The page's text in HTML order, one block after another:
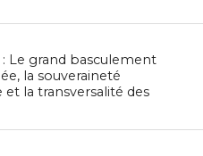
: Le grand basculement
la souveraineté
la transversalité des